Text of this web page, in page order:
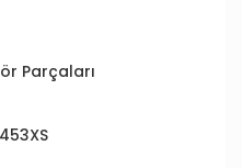
Parçaları